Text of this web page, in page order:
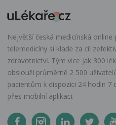
Největší česká medicínská
telemedicíny si klade za cíl
zdravotnictví. Tým více jak 300
obslouží průměrně 2 500
pacientům k dispozici 24 hodin 7
přes mobilní aplikaci.